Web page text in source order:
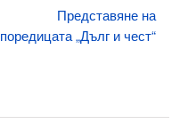
Представяне на
поредицата „Дълг и чест“